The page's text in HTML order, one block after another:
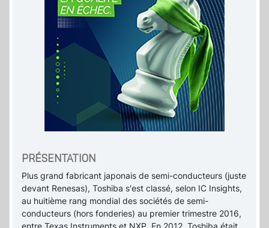
PRÉSENTATION
Plus grand fabricant japonais de semi-conducteurs (juste
devant Renesas), Toshiba s'est classé, selon IC Insights,
au huitième rang mondial des sociétés de semi-
conducteurs (hors fonderies) au premier trimestre 2016,
entre Texas Instruments et NXP. En 2012, Toshiba était